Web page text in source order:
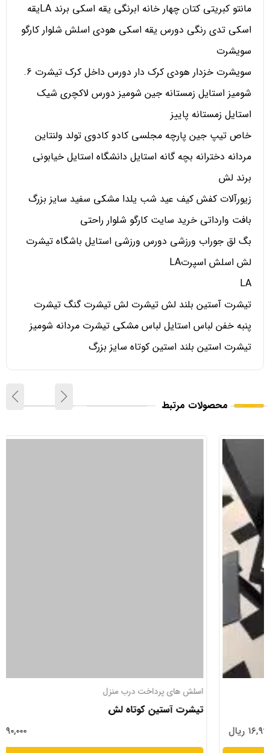
مانتو کبریتی کتان چهار خانه ابرنگی یقه اسکی برند LAیقه
اسکی تدی رنگی دورس یقه اسکی هودی اسلش شلوار کارگو
سویشرت
سویشرت خزدار هودی کرک دار دورس داخل کرک تیشرت 6.
شومیز استایل زمستانه جین شومیز دورس لاکچری شیک
استایل زمستانه پاییز
خاص تیپ جین پارچه مجلسی کادو کادوی تولد ولنتاین
مردانه دخترانه بچه گانه استایل دانشگاه استایل خیابونی
برند لش
زیورآلات کفش کیف عید شب یلدا مشکی سفید سایز بزرگ
بافت وارداتی خرید سایت کارگو شلوار راحتی
بگ لق جوراب ورزشی دورس ورزشی استایل باشگاه تیشرت
لش اسلش اسپرتLA
LA
تیشرت آستین بلند لش تیشرت لش تیشرت گنگ تیشرت
پنبه خفن لباس استایل لباس مشکی تیشرت مردانه شومیز
تیشرت استین بلند استین کوتاه سایز بزرگ
محصولات مرتبط
اسلش های پرداخت درب منزل
تیشرت آستین کوتاه لش